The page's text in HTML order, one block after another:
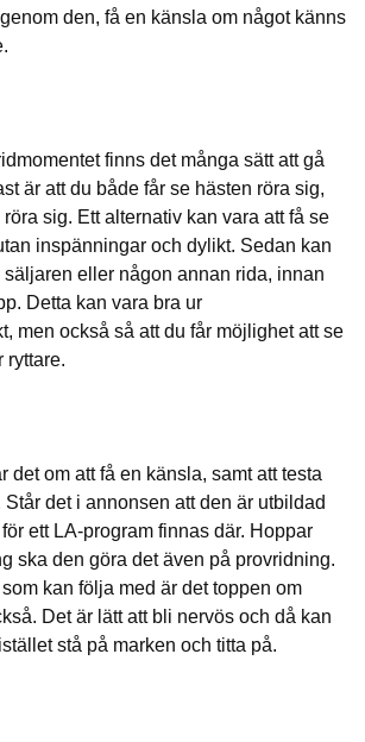
den, få en känsla om något känns
finns det många sätt att gå
är att du både får se hästen röra sig,
sig. Ett alternativ kan vara att få se
inspänningar och dylikt. Sedan kan
säljaren eller någon annan rida, innan
Detta kan vara bra ur
men också så att du får möjlighet att se
ryttare.
det om att få en känsla, samt att testa
Står det i annonsen att den är utbildad
ett LA-program finnas där. Hoppar
ska den göra det även på provridning.
kan följa med är det toppen om
Det är lätt att bli nervös och då kan
stå på marken och titta på.